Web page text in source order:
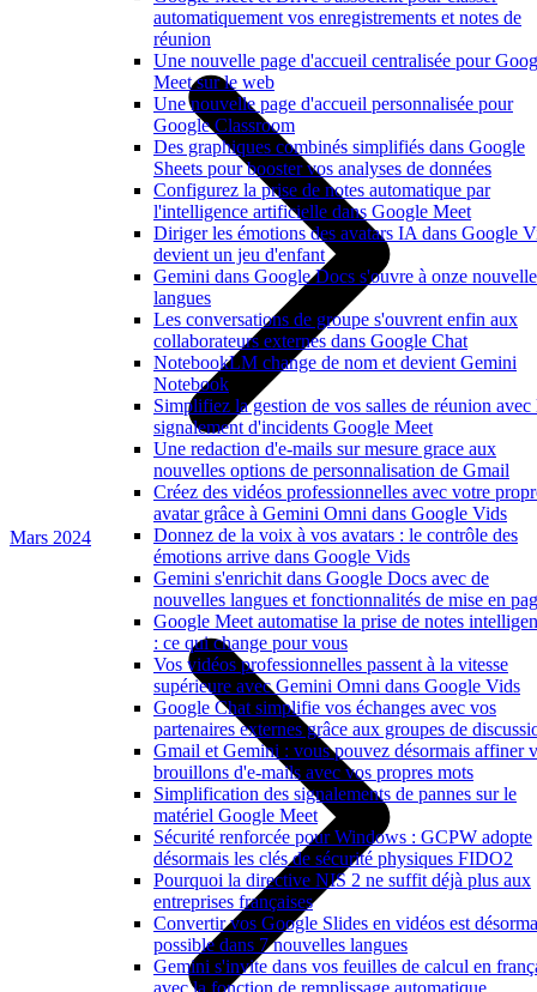
automatiquement vos enregistrements et notes de
réunion
Une nouvelle page d'accueil centralisée pour
Meet sur le web
Une nouvelle page d'accueil personnalisée pour
Google Classroom
Des graphiques combinés simplifiés dans Google
Sheets pour booster vos analyses de données
Configurez la prise de notes automatique par
l'intelligence artificielle dans Google Meet
Diriger les émotions des avatars IA dans Google
devient un jeu d'enfant
Gemini dans Google Docs s'ouvre à onze
langues
Les conversations de groupe s'ouvrent enfin aux
collaborateurs externes dans Google Chat
NotebookLM change de nom et devient Gemini
Notebook
Simplifiez la gestion de vos salles de réunion avec
signalement d'incidents Google Meet
Une redaction d'e-mails sur mesure grace aux
nouvelles options de personnalisation de Gmail
Créez des vidéos professionnelles avec votre
avatar grâce à Gemini Omni dans Google Vids
Donnez de la voix à vos avatars : le contrôle des
émotions arrive dans Google Vids
Gemini s'enrichit dans Google Docs avec de
nouvelles langues et fonctionnalités de mise en
Google Meet automatise la prise de notes
: ce qui change pour vous
Vos vidéos professionnelles passent à la vitesse
supérieure avec Gemini Omni dans Google Vids
Google Chat simplifie vos échanges avec vos
partenaires externes grâce aux groupes de
Gmail et Gemini : vous pouvez désormais affiner
brouillons d'e-mails avec vos propres mots
Simplification des signalements de pannes sur le
matériel Google Meet
Sécurité renforcée pour Windows : GCPW adopte
désormais les clés de sécurité physiques FIDO2
Pourquoi la directive NIS 2 ne suffit déjà plus aux
entreprises françaises
Convertir vos Google Slides en vidéos est
possible dans 7 nouvelles langues
Gemini s'invite dans vos feuilles de calcul en
avec la fonction de remplissage automatique
Mars 2024